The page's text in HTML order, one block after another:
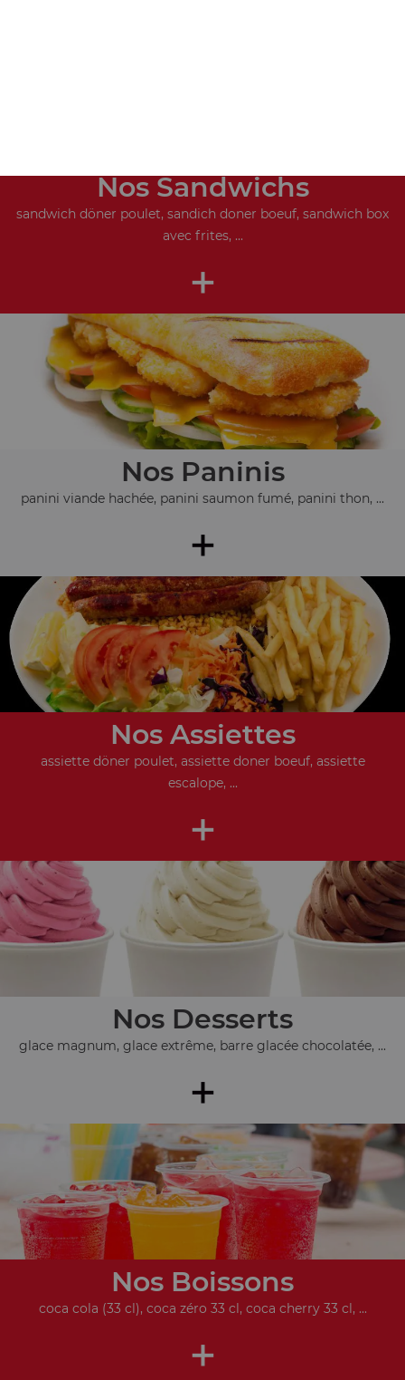
Nos Sandwichs
sandwich döner poulet, sandich doner boeuf, sandwich box
avec frites, ...
+
Nos Paninis
panini viande hachée, panini saumon fumé, panini thon, ...
+
Nos Assiettes
assiette döner poulet, assiette doner boeuf, assiette
escalope, ...
+
Nos Desserts
glace magnum, glace extrême, barre glacée chocolatée, ...
+
Nos Boissons
coca cola (33 cl), coca zéro 33 cl, coca cherry 33 cl, ...
+